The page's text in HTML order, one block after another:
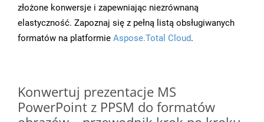
złożone konwersje i zapewniając niezrównaną
elastyczność. Zapoznaj się z pełną listą obsługiwanych
formatów na platformie Aspose.Total Cloud.
Konwertuj prezentacje MS
PowerPoint z PPSM do formatów